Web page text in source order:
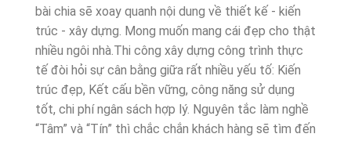
bài chia sẽ xoay quanh nội dung về thiết kế - kiến
trúc - xây dựng. Mong muốn mang cái đẹp cho thật
nhiều ngôi nhà.Thi công xây dựng công trình thực
tế đòi hỏi sự cân bằng giữa rất nhiều yếu tố: Kiến
trúc đẹp, Kết cấu bền vững, công năng sử dụng
tốt, chi phí ngân sách hợp lý. Nguyên tắc làm nghề
“Tâm” và “Tín” thì chắc chắn khách hàng sẽ tìm đến